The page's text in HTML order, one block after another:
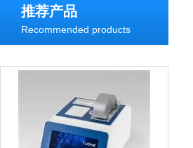
推荐产品
Recommended products